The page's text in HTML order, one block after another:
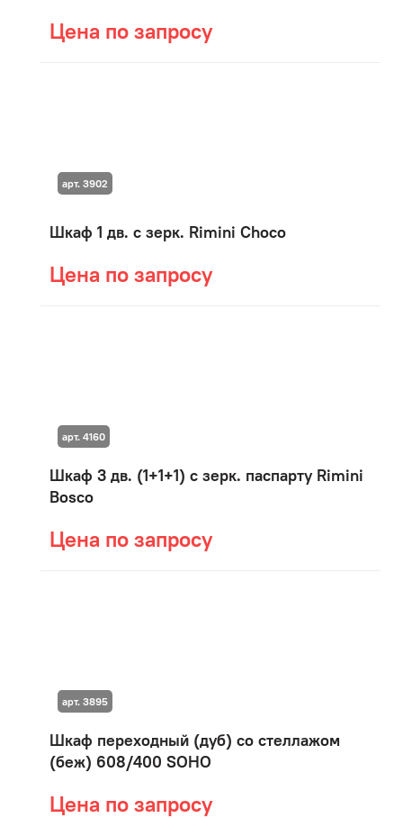
Цена по запросу
Шкаф 1 дв. с зерк. Rimini Choco
Цена по запросу
арт. 3902
Шкаф 3 дв. (1+1+1) с зерк. паспарту Rimini
Bosco
Цена по запросу
арт. 4160
Шкаф переходный (дуб) со стеллажом
(беж) 608/400 SOHO
Цена по запросу
арт. 3895